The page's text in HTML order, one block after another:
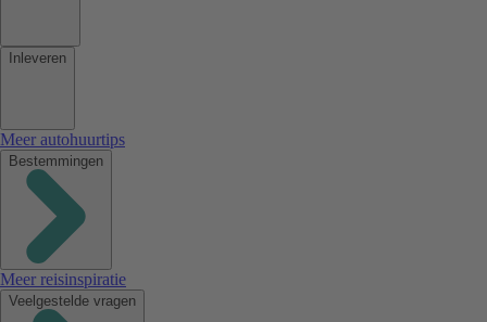
Inleveren
Meer autohuurtips
Bestemmingen
Meer reisinspiratie
Veelgestelde vragen